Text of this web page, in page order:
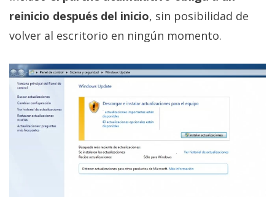
reinicio después del inicio, sin posibilidad de
volver al escritorio en ningún momento.